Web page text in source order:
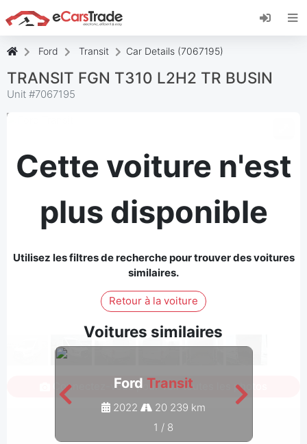
Installez l'application web eCarsTrade, ajoutez-
la à votre écran d'accueil et recevez des mises
Ford Transit Car Details (7067195)
TRANSIT FGN T310 L2H2 TR BUSIN
Unit #7067195
Cette voiture n'est
plus disponible
Utilisez les filtres de recherche pour trouver des voitures
similaires.
Retour à la voiture
Voitures similaires
FordTransit
2022
20 239 km
1 / 8
Connectez-vous pour voir toutes les photos